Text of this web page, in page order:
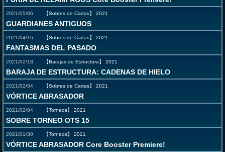
2021/05/06 【Sobres de Cartas】 2021
GUARDIANES ANTIGUOS
2021/04/16 【Sobres de Cartas】 2021
FANTASMAS DEL PASADO
2021/02/18 【Barajas de Estructura】 2021
BARAJA DE ESTRUCTURA: CADENAS DE HIELO
2021/02/04 【Sobres de Cartas】 2021
VÓRTICE ABRASADOR
2021/02/04 【Torneos】 2021
SOBRE TORNEO OTS 15
2021/01/30 【Torneos】 2021
VÓRTICE ABRASADOR Core Booster Premiere!